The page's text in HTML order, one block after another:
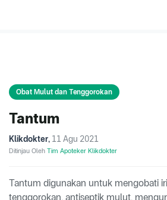
Obat Mulut dan Tenggorokan
Tantum
Klikdokter, 11 Agu 2021
Ditinjau Oleh Tim Apoteker Klikdokter
Tantum digunakan untuk mengobati
tenggorokan, antiseptik mulut,